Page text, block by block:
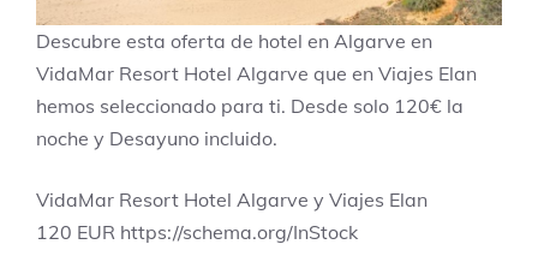
Descubre esta oferta de hotel en Algarve en
VidaMar Resort Hotel Algarve que en Viajes Elan
hemos seleccionado para ti. Desde solo 120€ la
noche y Desayuno incluido.
VidaMar Resort Hotel Algarve y Viajes Elan
120 EUR https://schema.org/InStock